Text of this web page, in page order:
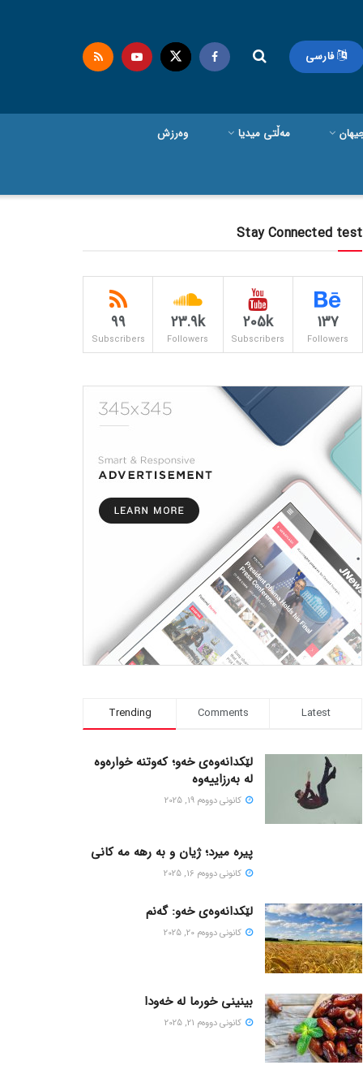
فارسی
مەڵتی میدیا وەرزش
Stay Connected test
137
Followers
205k
Subscribers
23.9k
Followers
99
Subscribers
Trending Comments Latest
لێکدانەوەی خەو؛ کەوتنە خوارەوە
لە بەرزاییەوە
كانونی دووه‌م 19, 2025
پیره میرد؛ ژیان و به رهه مه کانی
كانونی دووه‌م 16, 2025
لێکدانەوەی خەو: گەنم
كانونی دووه‌م 20, 2025
بینینی خورما لە خەودا
كانونی دووه‌م 21, 2025